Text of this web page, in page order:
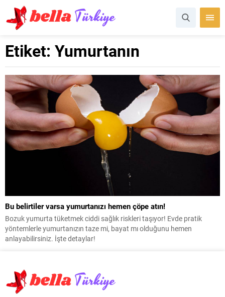
Etiket: Yumurtanın
Bu belirtiler varsa yumurtanızı hemen çöpe atın!
Bozuk yumurta tüketmek ciddi sağlık riskleri taşıyor! Evde pratik
yöntemlerle yumurtanızın taze mi, bayat mı olduğunu hemen
anlayabilirsiniz. İşte detaylar!